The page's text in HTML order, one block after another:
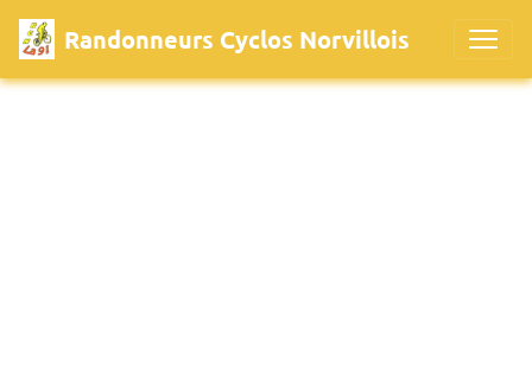
Randonneurs Cyclos Norvillois